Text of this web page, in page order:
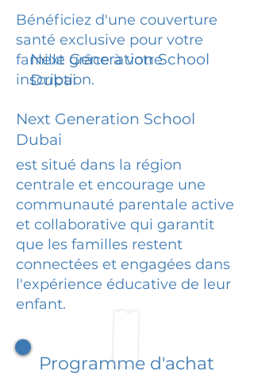
Bénéficiez d'une couverture
santé exclusive pour votre
famille grâce à votre
inscription.
Next Generation School
Dubai
Next Generation School
Dubai
est situé dans la région
centrale et encourage une
communauté parentale active
et collaborative qui garantit
que les familles restent
connectées et engagées dans
l'expérience éducative de leur
enfant.
Programme d'achat